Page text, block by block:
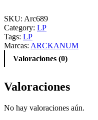
U
R
G
I
r
v
I
SKU: Arc689
Category: LP
Tags: LP
Marcas: ARCKANUM
Valoraciones (0)
Valoraciones
No hay valoraciones aún.